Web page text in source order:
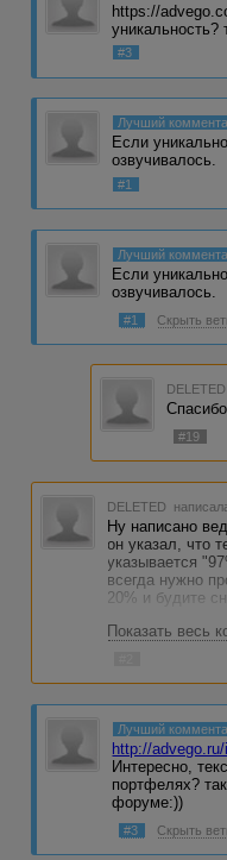
https://
#3
Лучший
Если
озвучивалось.
#1
Лучший
Если
озвучивалось.
#1 Скрыть
DELETED
#19
DELETED
Ну написано
он указал, что
указывается
всегда нужно
20% и будите
Показать весь
Лучший
http://
Интересно,
портфелях?
форуме:))
#3 Скрыть